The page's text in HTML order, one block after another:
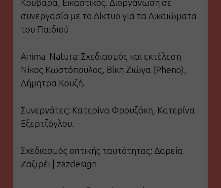
Κουβαρά, Εικαστικός. Διοργάνωση σε
συνεργασία με το Δίκτυο για τα Δικαιώματα
του Παιδιού
Anima Natura: Σχεδιασμός και εκτέλεση
Νίκος Κωστόπουλος, Βίκη Ζιώγα (Pheno),
Δήμητρα Κουζή.
Συνεργάτες: Κατερίνα Φρουζάκη, Κατερίνα
Εξερτζόγλου.
Σχεδιασμός οπτικής ταυτότητας: Δαρεία
Ζαζιρέι | zazdesïgn